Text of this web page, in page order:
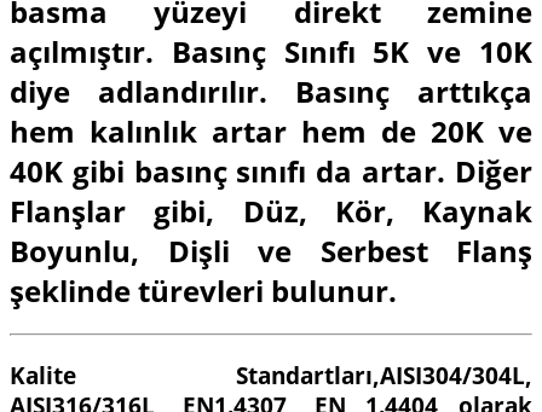
basma yüzeyi direkt zemine
açılmıştır. Basınç Sınıfı 5K ve 10K
diye adlandırılır. Basınç arttıkça
hem kalınlık artar hem de 20K ve
40K gibi basınç sınıfı da artar. Diğer
Flanşlar gibi, Düz, Kör, Kaynak
Boyunlu, Dişli ve Serbest Flanş
şeklinde türevleri bulunur.
Kalite Standartları,AISI304/304L,
AISI316/316L, EN1.4307, EN 1.4404 olarak